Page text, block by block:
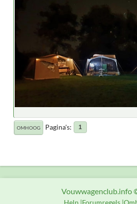
OMHOOG Pagina's 1
Vouwwagenclub.info